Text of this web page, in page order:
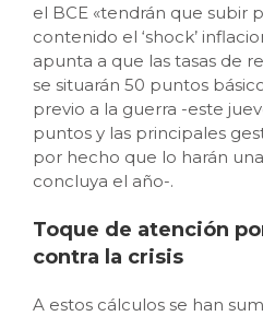
el BCE «tendrán que subir
contenido el ‘shock’
apunta a que las tasas de
se situarán 50 puntos
previo a la guerra -este
puntos y las principales
por hecho que lo harán
concluya el año-.
Toque de atención
contra la crisis
A estos cálculos se han